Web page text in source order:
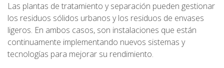
Las plantas de tratamiento y separación pueden gestionar
los residuos sólidos urbanos y los residuos de envases
ligeros. En ambos casos, son instalaciones que están
continuamente implementando nuevos sistemas y
tecnologías para mejorar su rendimiento.